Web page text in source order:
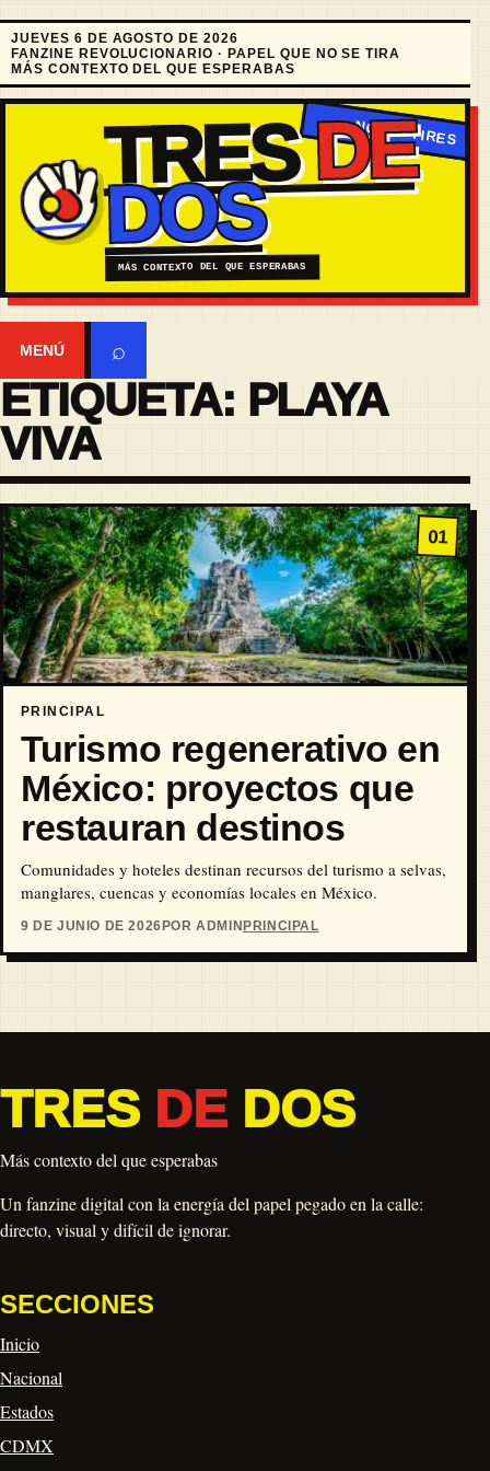
JUEVES 6 DE AGOSTO DE 2026
FANZINE REVOLUCIONARIO · PAPEL QUE NO SE TIRA
MÁS CONTEXTO DEL QUE ESPERABAS
TRESDE
DOS
MÁS CONTEXTO DEL QUE ESPERABAS
MENÚ ⌕
ETIQUETA: PLAYA
VIVA
01
PRINCIPAL
Turismo regenerativo en
México: proyectos que
restauran destinos
Comunidades y hoteles destinan recursos del turismo a selvas,
manglares, cuencas y economías locales en México.
9 DE JUNIO DE 2026POR ADMINPRINCIPAL
TRES DEDOS
Más contexto del que esperabas
Un fanzine digital con la energía del papel pegado en la calle:
directo, visual y difícil de ignorar.
SECCIONES
Inicio
Nacional
Estados
CDMX